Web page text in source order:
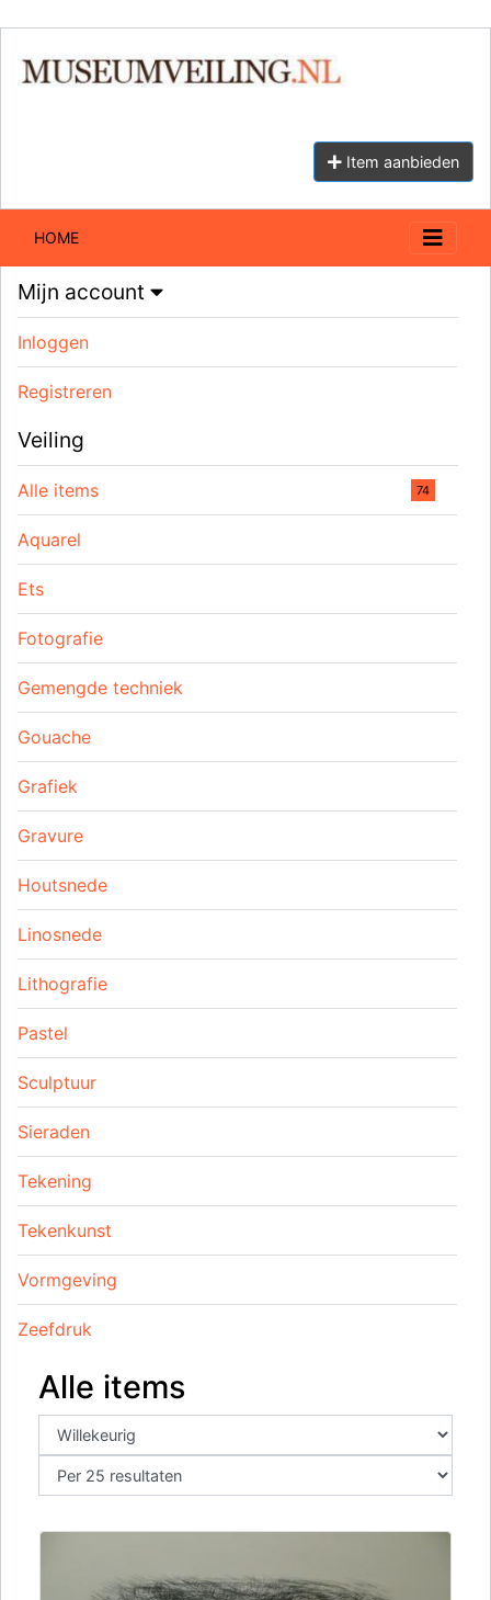
Item aanbieden
HOME
Mijn account
Inloggen
Registreren
Veiling
Alle items 74
Aquarel
Ets
Fotografie
Gemengde techniek
Gouache
Grafiek
Gravure
Houtsnede
Linosnede
Lithografie
Pastel
Sculptuur
Sieraden
Tekening
Tekenkunst
Vormgeving
Zeefdruk
Alle items